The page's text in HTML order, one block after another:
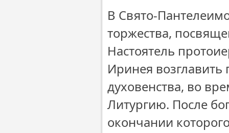
В Свято-
торжества,
Настоятель
Иринея возглавить
духовенства, во
Литургию. После
окончании